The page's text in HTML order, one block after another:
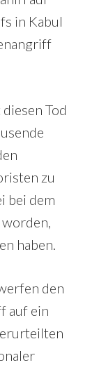
in Kabul
Tod
zu
bei dem
haben.
den
auf ein